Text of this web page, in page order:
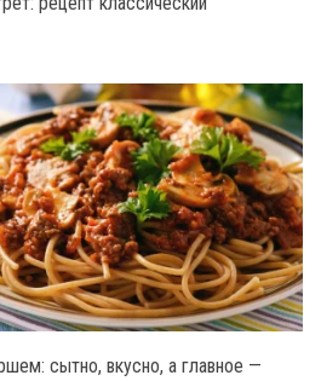
сытно, вкусно, а главное —